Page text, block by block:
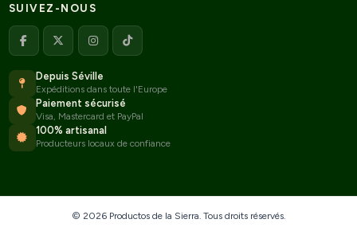
SUIVEZ-NOUS
Depuis Séville
Expéditions dans toute l'Europe
Paiement sécurisé
Visa, Mastercard et PayPal
100% artisanal
Producteurs locaux de confiance
© 2026 Productos de la Sierra. Tous droits réservés.